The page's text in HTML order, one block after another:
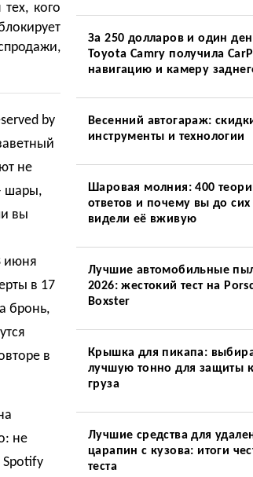
кого
by
не
шары,
вы
июня
в 17
бронь,
в
не
За 250 долларов и один
Toyota Camry получила
навигацию и камеру
Весенний автогараж:
инструменты и технологии
Шаровая молния: 400
ответов и почему вы до
видели её вживую
Лучшие автомобильные
2026: жестокий тест на
Boxster
Крышка для пикапа:
лучшую тонно для защиты
груза
Лучшие средства для
царапин с кузова: итоги
теста